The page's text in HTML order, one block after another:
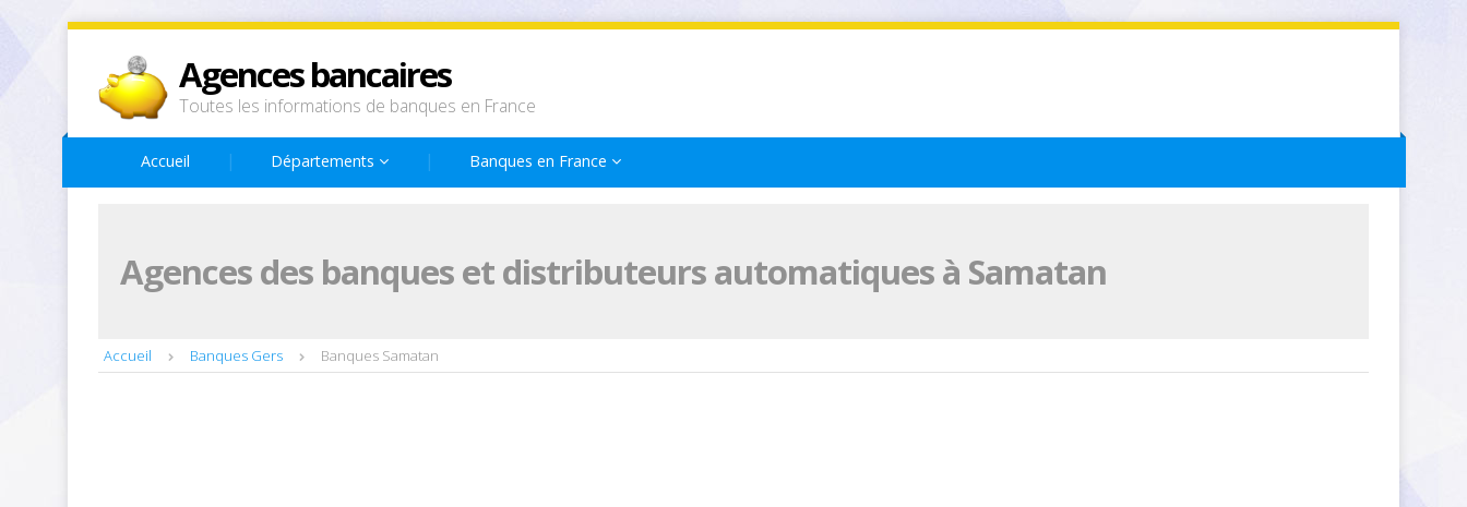
Agences bancaires
Toutes les informations de banques en France
Accueil Départements Banques en France
Agences des banques et distributeurs automatiques à Samatan
Accueil Banques Gers Banques Samatan